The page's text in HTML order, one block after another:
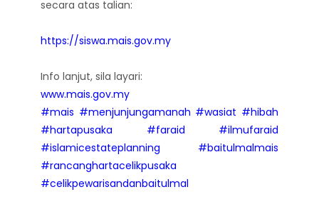
secara atas talian:
https://siswa.mais.gov.my
Info lanjut, sila layari:
www.mais.gov.my
#mais #menjunjungamanah #wasiat #hibah
#hartapusaka
#faraid
#ilmufaraid
#islamicestateplanning
#baitulmalmais
#rancanghartacelikpusaka
#celikpewarisandanbaitulmal